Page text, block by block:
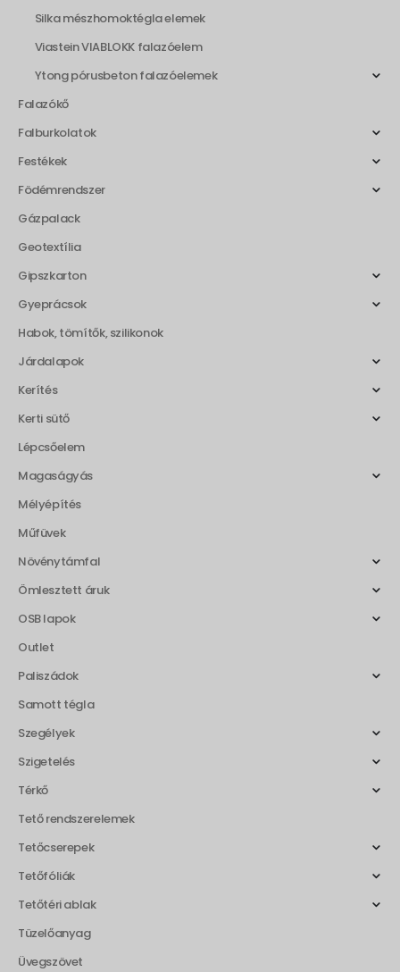
Silka mészhomoktégla elemek
Viastein VIABLOKK falazóelem
Ytong pórusbeton falazóelemek
Falazókő
Falburkolatok
Festékek
Födémrendszer
Gázpalack
Geotextília
Gipszkarton
Gyeprácsok
Habok, tömítők, szilikonok
Járdalapok
Kerítés
Kerti sütő
Lépcsőelem
Magaságyás
Mélyépítés
Műfüvek
Növénytámfal
Ömlesztett áruk
OSB lapok
Outlet
Paliszádok
Samott tégla
Szegélyek
Szigetelés
Térkő
Tető rendszerelemek
Tetőcserepek
Tetőfóliák
Tetőtéri ablak
Tüzelőanyag
Üvegszövet